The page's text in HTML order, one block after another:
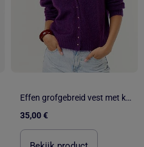
Effen grofgebreid vest met knopen
35,00 €